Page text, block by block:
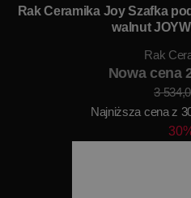
Rak Ceramika Joy Szafka
walnut
Rak
Nowa cena
3
Najniższa cena z